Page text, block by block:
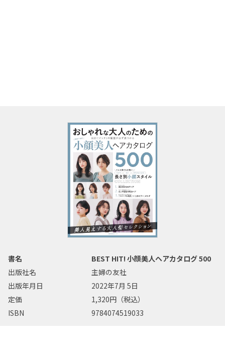
書名
BEST HIT! 小顔美人ヘアカタログ 500
出版社名
主婦の友社
出版年月日
2022年7月 5日
定価
1,320円（税込）
ISBN
9784074519033